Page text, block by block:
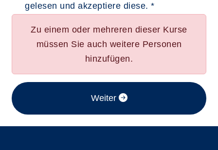
gelesen und akzeptiere diese. *
Zu einem oder mehreren dieser Kurse
müssen Sie auch weitere Personen
hinzufügen.
Weiter im Anmeldeverfahren